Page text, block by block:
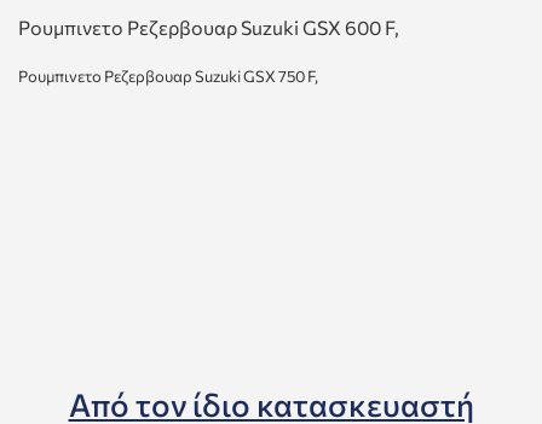
Ρουμπινετο Ρεζερβουαρ Suzuki GSX 600 F,
Ρουμπινετο Ρεζερβουαρ Suzuki GSX 750 F,
Από τον ίδιο κατασκευαστή